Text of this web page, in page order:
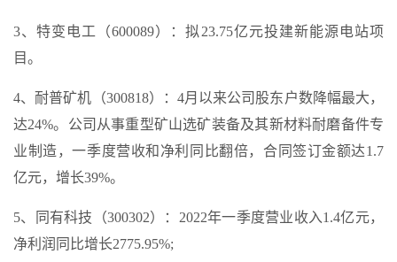
3、特变电工（600089）：拟23.75亿元投建新能源电站项
目。
4、耐普矿机（300818）：4月以来公司股东户数降幅最大，
达24%。公司从事重型矿山选矿装备及其新材料耐磨备件专
业制造，一季度营收和净利同比翻倍，合同签订金额达1.7
亿元，增长39%。
5、同有科技（300302）：2022年一季度营业收入1.4亿元，
净利润同比增长2775.95%;